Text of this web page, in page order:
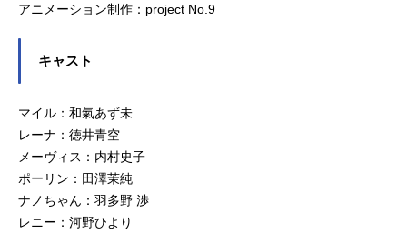
アニメーション制作：project No.9
キャスト
マイル：和氣あず未
レーナ：徳井青空
メーヴィス：内村史子
ポーリン：田澤茉純
ナノちゃん：羽多野 渉
レニー：河野ひより